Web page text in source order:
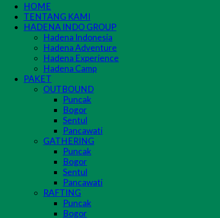
HOME
TENTANG KAMI
HADENA INDO GROUP
Hadena Indonesia
Hadena Adventure
Hadena Experience
Hadena Camp
PAKET
OUTBOUND
Puncak
Bogor
Sentul
Pancawati
GATHERING
Puncak
Bogor
Sentul
Pancawati
RAFTING
Puncak
Bogor